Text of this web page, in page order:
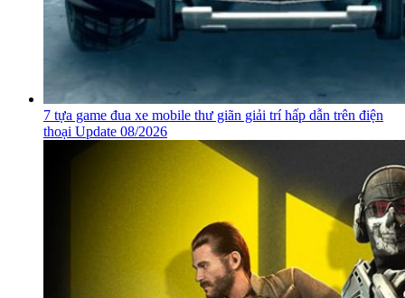
7 tựa game đua xe mobile thư giãn giải trí hấp dẫn trên điện
thoại Update 08/2026